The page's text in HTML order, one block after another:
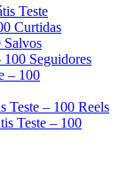
Teste
Curtidas
Salvos
100 Seguidores
– 100
Teste – 100 Reels
Teste – 100